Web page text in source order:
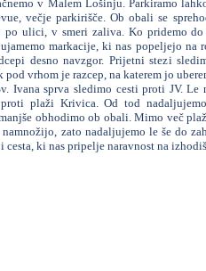
v Malem Lošinju. Parkiramo
večje parkirišče. Ob obali se
po ulici, v smeri zaliva. Ko pridemo
markacije, ki nas popeljejo na
desno navzgor. Prijetni stezi
vrhom je razcep, na katerem jo
Ivana sprva sledimo cesti proti JV. Le
plaži Krivica. Od tod
obhodimo ob obali. Mimo več
zato nadaljujemo le še do
cesta, ki nas pripelje naravnost na